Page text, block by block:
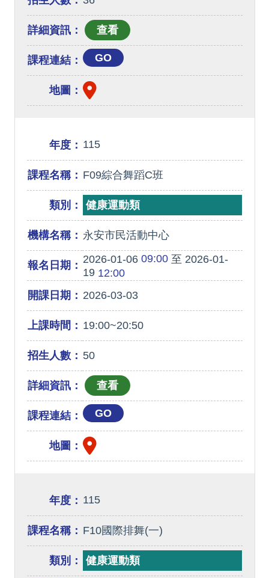
詳細資訊：
課程連結： GO
地圖：
年度： 115
課程名稱： F09綜合舞蹈C班
類別： 健康運動類
機構名稱： 永安市民活動中心
報名日期： 2026-01-0609:00至 2026-01-
1912:00
開課日期： 2026-03-03
上課時間： 19:00~20:50
招生人數： 50
詳細資訊：
課程連結： GO
地圖：
年度： 115
課程名稱： F10國際排舞(一)
類別： 健康運動類